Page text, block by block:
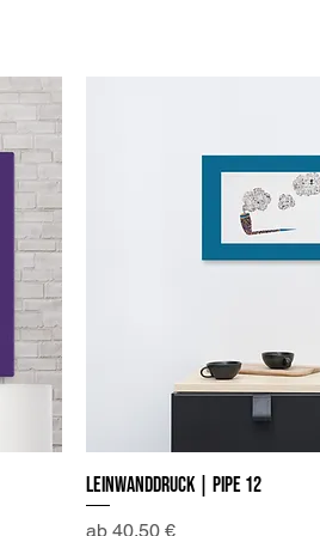
Schnellansicht
Leinwanddruck | Pipe 12
ab40,50 €
Sale-Preis